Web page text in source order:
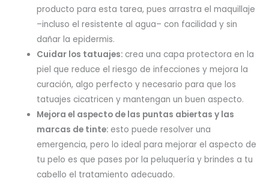
producto para esta tarea, pues arrastra el maquillaje
–incluso el resistente al agua– con facilidad y sin
dañar la epidermis.
Cuidar los tatuajes: crea una capa protectora en la
piel que reduce el riesgo de infecciones y mejora la
curación, algo perfecto y necesario para que los
tatuajes cicatricen y mantengan un buen aspecto.
Mejora el aspecto de las puntas abiertas y las
marcas de tinte: esto puede resolver una
emergencia, pero lo ideal para mejorar el aspecto de
tu pelo es que pases por la peluquería y brindes a tu
cabello el tratamiento adecuado.